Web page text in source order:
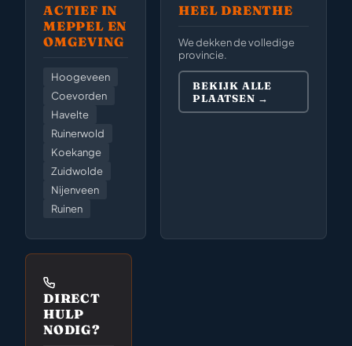
ACTIEF IN
MEPPEL EN
OMGEVING
Hoogeveen
Coevorden
Havelte
Ruinerwold
Koekange
Zuidwolde
Nijenveen
Ruinen
HEEL DRENTHE
We dekken de volledige
provincie.
BEKIJK ALLE
PLAATSEN →
DIRECT
HULP
NODIG?